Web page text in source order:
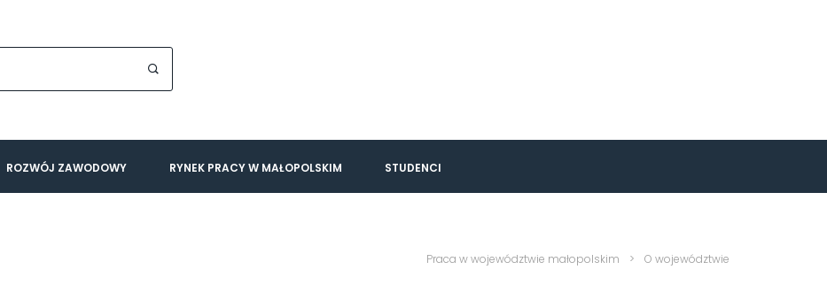
ROZWÓJ ZAWODOWY RYNEK PRACY W MAŁOPOLSKIM STUDENCI
Praca w województwie małopolskim > O województwie